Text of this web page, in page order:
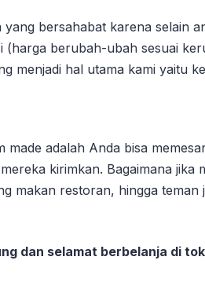
bersahabat karena selain
berubah-ubah sesuai
menjadi hal utama kami yaitu
made adalah Anda bisa
kirimkan. Bagaimana
makan restoran, hingga
dan selamat berbelanja di